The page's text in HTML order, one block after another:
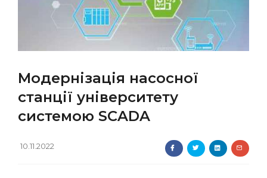
Модернізація насосної
станції університету
системою SCADA
10.11.2022